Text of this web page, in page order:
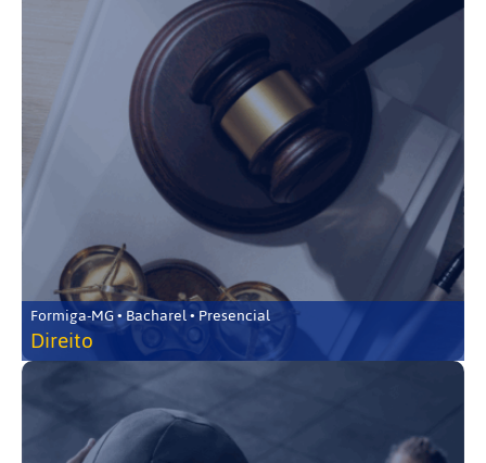
Formiga-MG • Bacharel • Presencial
Direito